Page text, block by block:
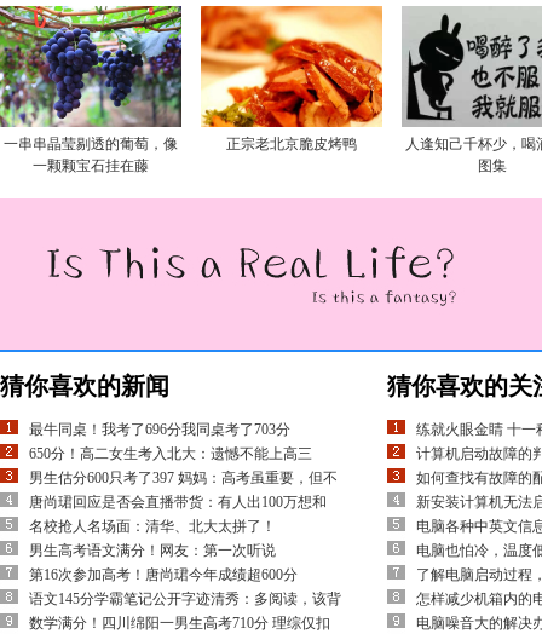
一串串晶莹剔透的葡萄，像
一颗颗宝石挂在藤
正宗老北京脆皮烤鸭
人逢知己千杯少，喝
图集
猜你喜欢的新闻
最牛同桌！我考了696分我同桌考了703分
650分！高二女生考入北大：遗憾不能上高三
男生估分600只考了397 妈妈：高考虽重要，但不
唐尚珺回应是否会直播带货：有人出100万想和
名校抢人名场面：清华、北大太拼了！
男生高考语文满分！网友：第一次听说
第16次参加高考！唐尚珺今年成绩超600分
语文145分学霸笔记公开字迹清秀：多阅读，该背
数学满分！四川绵阳一男生高考710分 理综仅扣
猜你喜欢的关
练就火眼金睛 十一
计算机启动故障的
如何查找有故障的
新安装计算机无法
电脑各种中英文信
电脑也怕冷，温度
了解电脑启动过程
怎样减少机箱内的
电脑噪音大的解决